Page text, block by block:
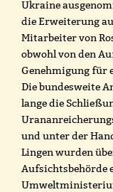
Ukraine
die Erweiterung
Mitarbeiter von
obwohl von den
Genehmigung für
Die bundesweite
lange die
und unter der
Lingen wurden
Aufsichtsbehörde